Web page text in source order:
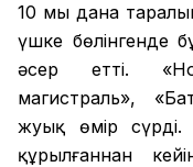
10 мың дана
үшке бөлінгенде
әсер етті.
магистраль»,
жуық өмір
құрылғаннан